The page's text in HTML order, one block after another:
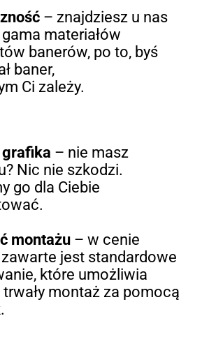
– znajdziesz u nas
materiałów
banerów, po to, byś
baner,
Ci zależy.
grafika – nie masz
Nic nie szkodzi.
go dla Ciebie
montażu – w cenie
zawarte jest standardowe
które umożliwia
trwały montaż za pomocą